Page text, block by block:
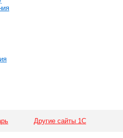
Другие сайты 1С